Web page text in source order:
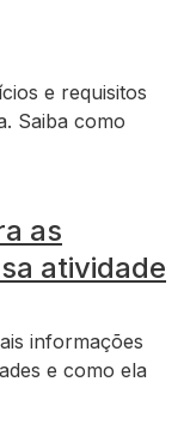
e requisitos
Saiba como
as
atividade
informações
e como ela